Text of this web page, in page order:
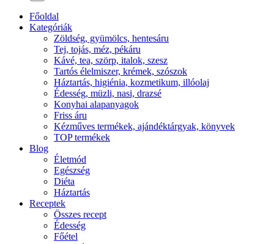
Főoldal
Kategóriák
Zöldség, gyümölcs, hentesáru
Tej, tojás, méz, pékáru
Kávé, tea, szörp, italok, szesz
Tartós élelmiszer, krémek, szószok
Háztartás, higiénia, kozmetikum, illóolaj
Édesség, müzli, nasi, drazsé
Konyhai alapanyagok
Friss áru
Kézműves termékek, ajándéktárgyak, könyvek
TOP termékek
Blog
Életmód
Egészség
Diéta
Háztartás
Receptek
Összes recept
Édesség
Főétel